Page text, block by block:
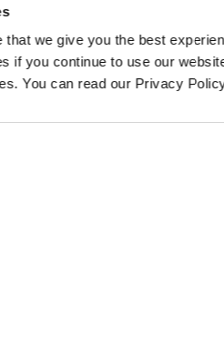
we give you the best
if you continue to use our
You can read our Privacy